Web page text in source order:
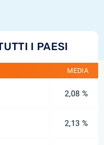
I PAESI
MEDIA
2,08 %
2,13 %